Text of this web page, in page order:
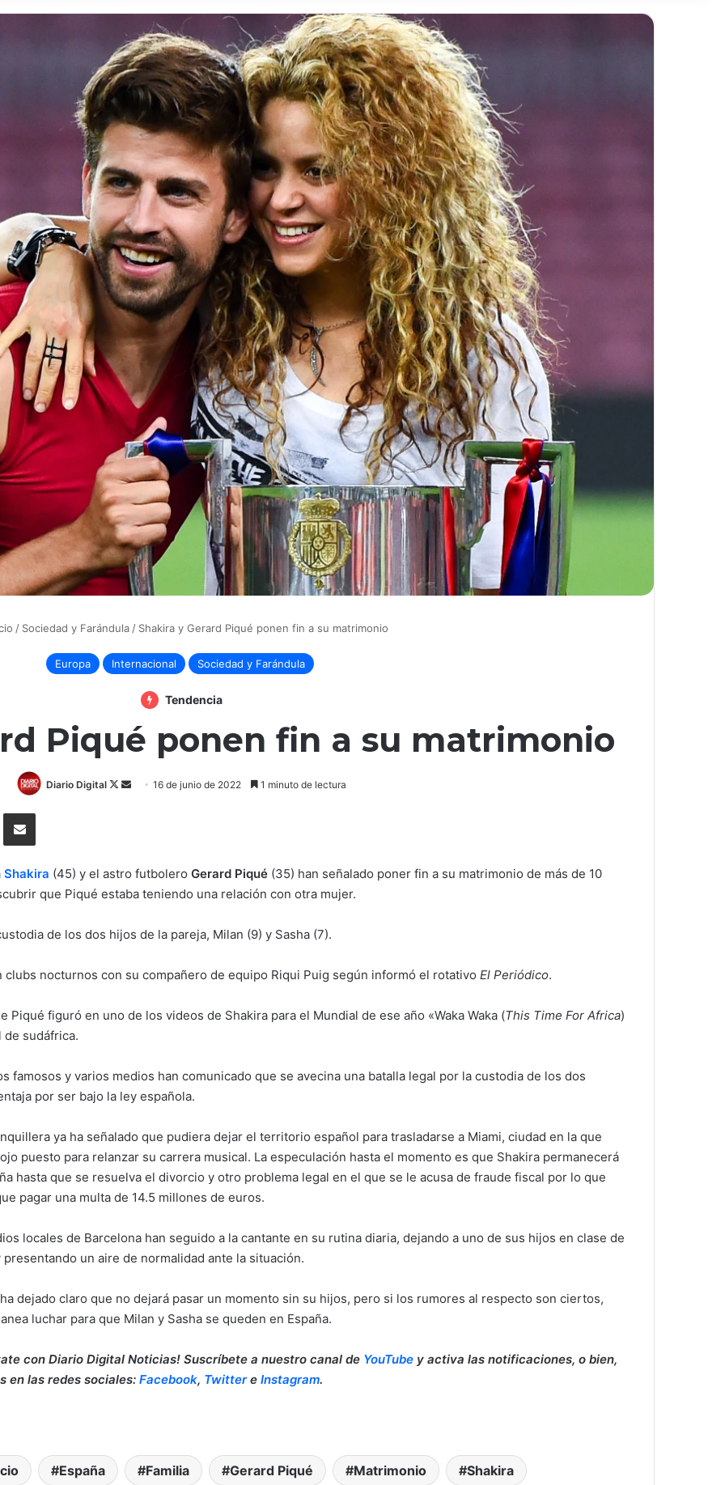
/ Sociedad y Farándula / Shakira y Gerard Piqué ponen fin a su matrimonio
Europa Internacional Sociedad y Farándula
Tendencia
Piqué ponen fin a su matrimonio
Diario Digital
Follow
Send16 de junio de 2022 1 minuto de lectura
Compartir por correo electrónico
Shakira (45) y el astro futbolero Gerard Piqué (35) han señalado poner fin a su matrimonio de más de 10
que Piqué estaba teniendo una relación con otra mujer.
de los dos hijos de la pareja, Milan (9) y Sasha (7).
nocturnos con su compañero de equipo Riqui Puig según informó el rotativo El Periódico.
Piqué figuró en uno de los videos de Shakira para el Mundial de ese año «Waka Waka (This Time For Africa)
sudáfrica.
famosos y varios medios han comunicado que se avecina una batalla legal por la custodia de los dos
por ser bajo la ley española.
ya ha señalado que pudiera dejar el territorio español para trasladarse a Miami, ciudad en la que
puesto para relanzar su carrera musical. La especulación hasta el momento es que Shakira permanecerá
hasta que se resuelva el divorcio y otro problema legal en el que se le acusa de fraude fiscal por lo que
pagar una multa de 14.5 millones de euros.
locales de Barcelona han seguido a la cantante en su rutina diaria, dejando a uno de sus hijos en clase de
presentando un aire de normalidad ante la situación.
dejado claro que no dejará pasar un momento sin su hijos, pero si los rumores al respecto son ciertos,
luchar para que Milan y Sasha se queden en España.
con Diario Digital Noticias! Suscríbete a nuestro canal de YouTube y activa las notificaciones, o bien,
en las redes sociales: Facebook, Twittere Instagram.
España Familia Gerard Piqué Matrimonio Shakira